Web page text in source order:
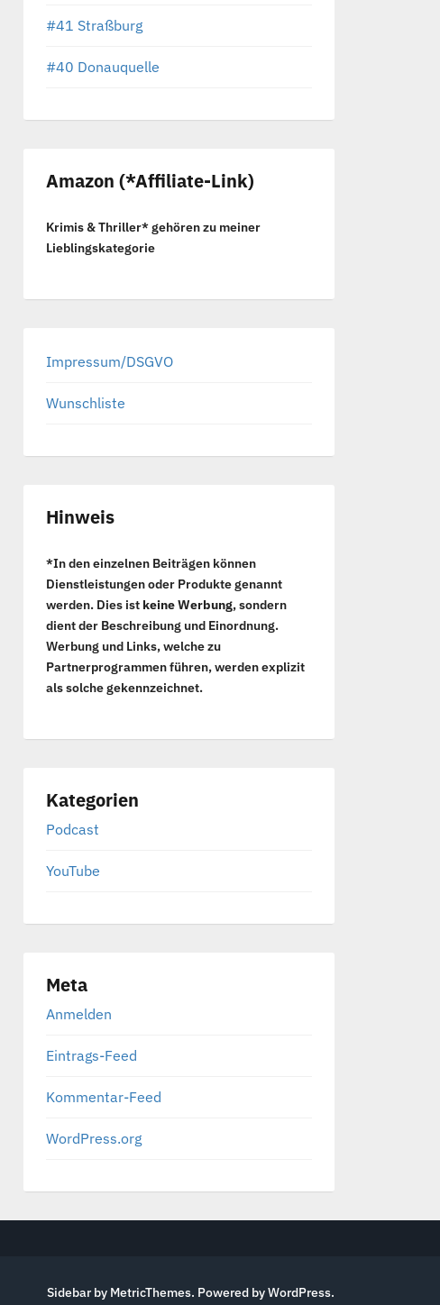
#41 Straßburg
#40 Donauquelle
Amazon (*Affiliate-Link)
Krimis & Thriller* gehören zu meiner
Lieblingskategorie
Impressum/DSGVO
Wunschliste
Hinweis
*In den einzelnen Beiträgen können
Dienstleistungen oder Produkte genannt
werden. Dies ist keine Werbung, sondern
dient der Beschreibung und Einordnung.
Werbung und Links, welche zu
Partnerprogrammen führen, werden explizit
als solche gekennzeichnet.
Kategorien
Podcast
YouTube
Meta
Anmelden
Eintrags-Feed
Kommentar-Feed
WordPress.org
Sidebar by MetricThemes. Powered byWordPress.